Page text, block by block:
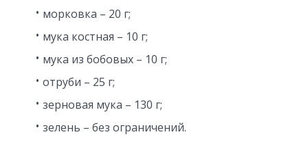
морковка – 20 г;
мука костная – 10 г;
мука из бобовых – 10 г;
отруби – 25 г;
зерновая мука – 130 г;
зелень – без ограничений.